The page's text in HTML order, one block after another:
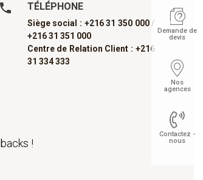
TÉLÉPHONE
Siège social : +216 31 350 000 /
+216 31 351 000
Centre de Relation Client : +216
31 334 333
!
Demande de
devis
Nos
agences
Contactez -
nous